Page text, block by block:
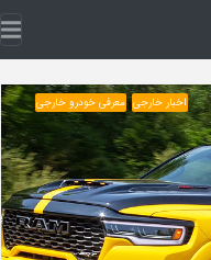
اخبار خارجی معرفی خودرو خارجی